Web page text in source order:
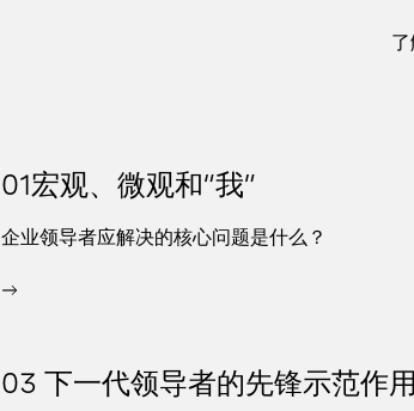
01宏观、微观和“我”
企业领导者应解决的核心问题是什么？
03 下一代领导者的先锋示范作用